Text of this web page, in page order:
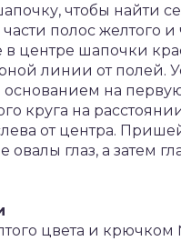
чтобы найти
полос желтого и
центре шапочки
линии от полей.
на
круга на
от центра.
овалы глаз, а затем
цвета и